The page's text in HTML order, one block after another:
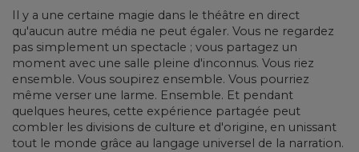
Il y a une certaine magie dans le théâtre en direct
qu'aucun autre média ne peut égaler. Vous ne regardez
pas simplement un spectacle ; vous partagez un
moment avec une salle pleine d'inconnus. Vous riez
ensemble. Vous soupirez ensemble. Vous pourriez
même verser une larme. Ensemble. Et pendant
quelques heures, cette expérience partagée peut
combler les divisions de culture et d'origine, en unissant
tout le monde grâce au langage universel de la narration.